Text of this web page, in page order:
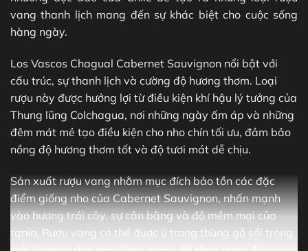
vang thanh lịch mang đến sự khác biệt cho cuộc sống
hàng ngày.
Los Vascos Chagual Cabernet Sauvignon nổi bật với
cấu trúc, sự thanh lịch và cường độ hương thơm. Loại
rượu này được hưởng lợi từ điều kiện khí hậu lý tưởng của
Thung lũng Colchagua, nơi những ngày ấm áp và những
đêm mát mẻ tạo điều kiện cho nho chín tối ưu, đảm bảo
nồng độ hương thơm tốt và độ tươi mát dễ chịu.
Sản xuất rượu vang nhằm mục đích bảo tồn các đặc
điểm giống nho của Cabernet Sauvignon, nhấn mạnh
vào hương trái cây, sự cân bằng và độ mềm mại của
tanin. Rượu vang có thể được ủ trong thùng gỗ sồi trong